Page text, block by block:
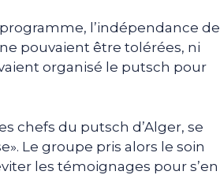
l’indépendance de
pouvaient être tolérées, ni
organisé le putsch pour
chefs du putsch d’Alger, se
Le groupe pris alors le soin
les témoignages pour s’en